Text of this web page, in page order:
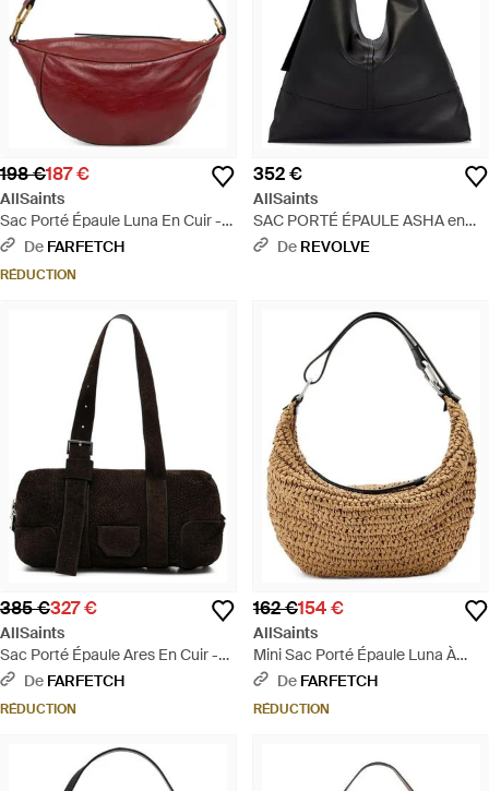
198 €187 €
AllSaints
Sac Porté Épaule Luna En Cuir -
Rouge
De FARFETCH
RÉDUCTION
352 €
AllSaints
SAC PORTÉ ÉPAULE ASHA en
Black. - Noir
De REVOLVE
385 €327 €
AllSaints
Sac Porté Épaule Ares En Cuir -
NoirDe FARFETCH
RÉDUCTION
162 €154 €
AllSaints
Mini Sac Porté Épaule Luna À
Design Tissé - Métallisé
De FARFETCH
RÉDUCTION